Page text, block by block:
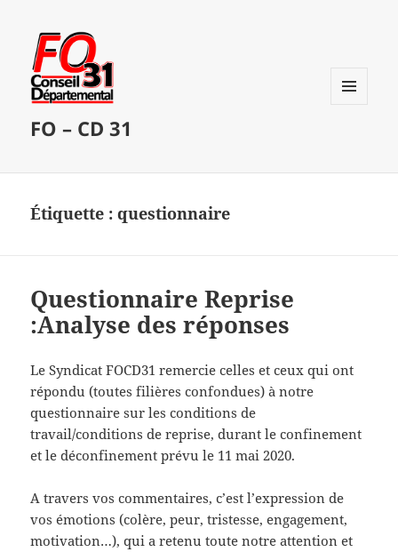
FO – CD 31
Étiquette :questionnaire
Questionnaire Reprise
:Analyse des réponses
Le Syndicat FOCD31 remercie celles et ceux qui ont
répondu (toutes filières confondues) à notre
questionnaire sur les conditions de
travail/conditions de reprise, durant le confinement
et le déconfinement prévu le 11 mai 2020.
A travers vos commentaires, c’est l’expression de
vos émotions (colère, peur, tristesse, engagement,
motivation…), qui a retenu toute notre attention et